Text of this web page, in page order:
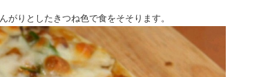
りとしたきつね色で食をそそります。